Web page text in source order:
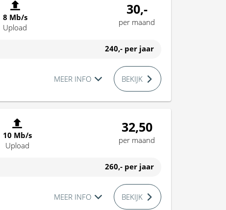
8 Mb/s
Upload
30,-
per maand
240,- per jaar
MEER INFO BEKIJK
10 Mb/s
Upload
32,50
per maand
260,- per jaar
MEER INFO BEKIJK